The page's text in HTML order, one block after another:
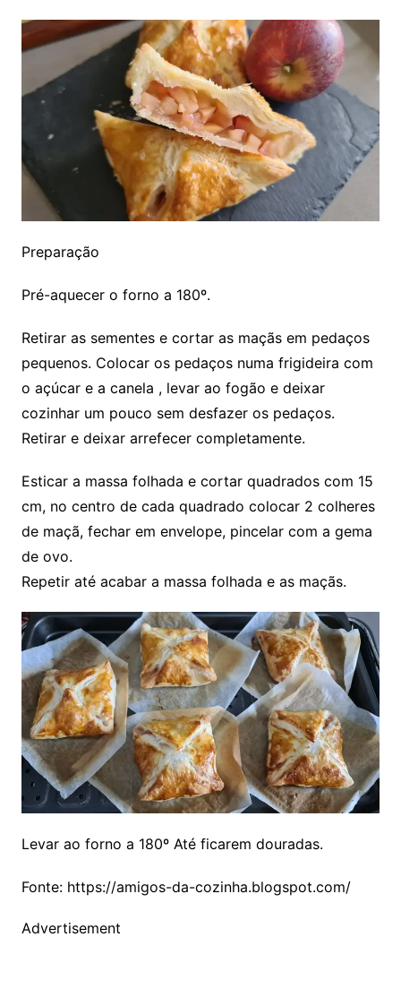
Preparação
Pré-aquecer o forno a 180º.
Retirar as sementes e cortar as maçãs em pedaços
pequenos. Colocar os pedaços numa frigideira com
o açúcar e a canela , levar ao fogão e deixar
cozinhar um pouco sem desfazer os pedaços.
Retirar e deixar arrefecer completamente.
Esticar a massa folhada e cortar quadrados com 15
cm, no centro de cada quadrado colocar 2 colheres
de maçã, fechar em envelope, pincelar com a gema
de ovo.
Repetir até acabar a massa folhada e as maçãs.
Levar ao forno a 180º Até ficarem douradas.
Fonte: https://amigos-da-cozinha.blogspot.com/
Advertisement